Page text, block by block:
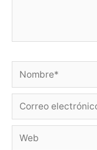
Nombre*
Correo
electrónico*
Web